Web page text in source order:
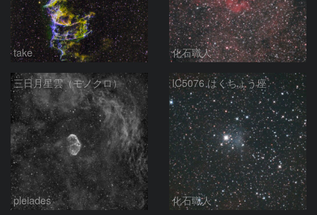
take 化石職人
三日月星雲（モノクロ）
pleiades
IC5076 はくちょう座
化石職人